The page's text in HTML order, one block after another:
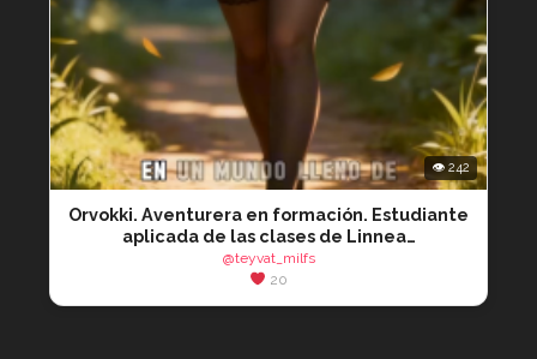
👁 242
Orvokki. Aventurera en formación. Estudiante
aplicada de las clases de Linnea…
@teyvat_milfs
20